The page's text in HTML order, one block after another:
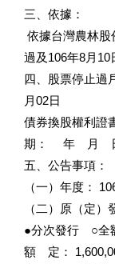
三、依據：
依據台灣農林股
過及106年8月10
四、股票停止過
月02日
債券換股權利證
期： 年 月
五、公告事項：
（一）年度：
（二）原（定）
●分次發行 ○全
額 定：